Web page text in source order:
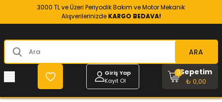
3000 TL ve Üzeri Periyodik Bakım ve Motor Mekanik
Alışverilerinizde KARGO BEDAVA!
ARA
Giriş Yap
Kayıt Ol
Sepetim
₺ 0,00
0